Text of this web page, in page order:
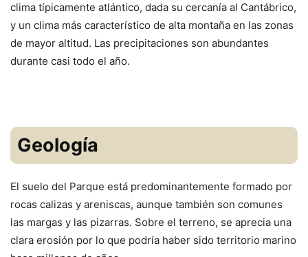
clima típicamente atlántico, dada su cercanía al Cantábrico,
y un clima más característico de alta montaña en las zonas
de mayor altitud. Las precipitaciones son abundantes
durante casi todo el año.
Geología
El suelo del Parque está predominantemente formado por
rocas calizas y areniscas, aunque también son comunes
las margas y las pizarras. Sobre el terreno, se aprecia una
clara erosión por lo que podría haber sido territorio marino